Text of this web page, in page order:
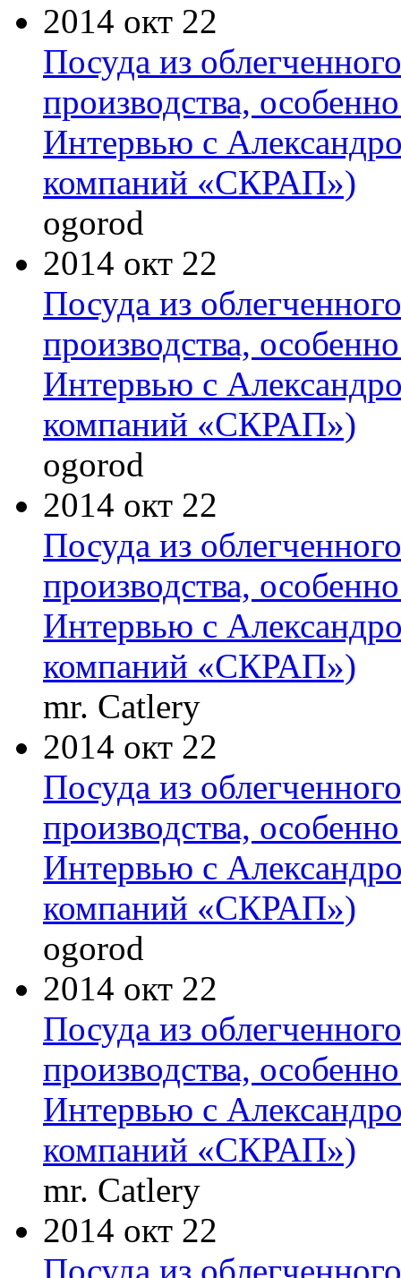
2014 окт 22
Посуда из
производства,
Интервью с
компаний «СКРАП»)
ogorod
2014 окт 22
Посуда из
производства,
Интервью с
компаний «СКРАП»)
ogorod
2014 окт 22
Посуда из
производства,
Интервью с
компаний «СКРАП»)
mr. Catlery
2014 окт 22
Посуда из
производства,
Интервью с
компаний «СКРАП»)
ogorod
2014 окт 22
Посуда из
производства,
Интервью с
компаний «СКРАП»)
mr. Catlery
2014 окт 22
Посуда из